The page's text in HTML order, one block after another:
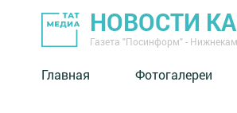
НОВОСТИ
Газета "Посинформ" -
Главная Фотогалереи